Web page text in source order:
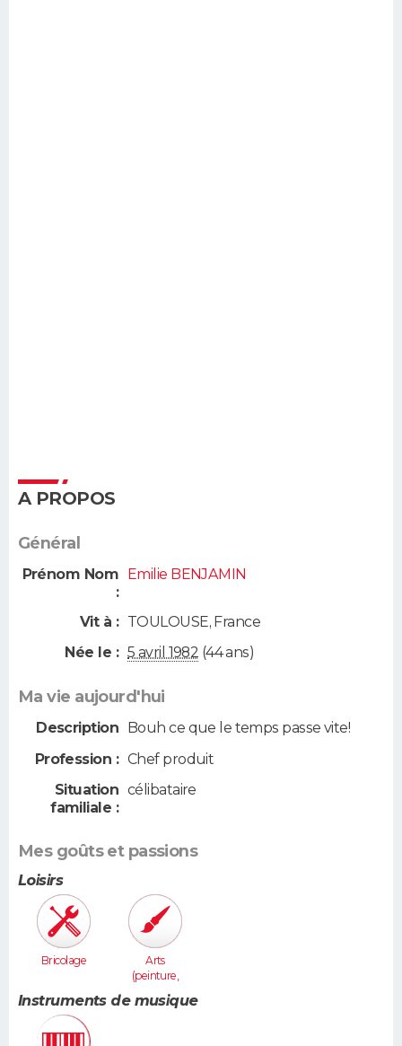
A PROPOS
Général
Prénom Nom
:
Emilie BENJAMIN
Vit à : TOULOUSE, France
Née le : 5 avril 1982 (44 ans)
Ma vie aujourd'hui
Description
Bouh ce que le temps passe vite!
Profession : Chef produit
Situation
familiale :
célibataire
Mes goûts et passions
Loisirs
Bricolage
Arts
(peinture,
sculpture...
)
Instruments de musique